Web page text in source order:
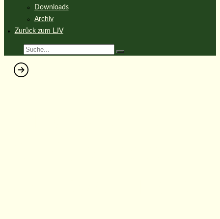
Downloads
Archiv
Zurück zum LJV